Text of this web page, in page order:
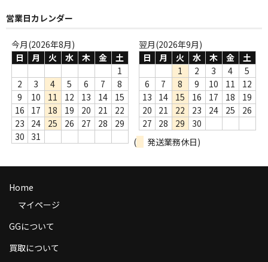
Webのみ no.2
Webのみ no.3
Webのみ no.4
売り切れ
商品の発送
お支払い方法
返品
営業日カレンダー
今月(2026年8月)
日
月 火 水 木 金
土
1
2
3 4 5 6 7
8
9
10 11 12 13 14
15
16
17 18 19 20 21
22
23
24 25 26 27 28
29
30
31
翌月(2026年9月)
日
月 火 水 木 金
土
1
2 3 4
5
6
7 8 9 10 11
12
13
14 15 16 17 18
19
20
21 22 23 24 25
26
27
28 29
30
(
発送業務休日)
Home
マイページ
GGについて
買取について